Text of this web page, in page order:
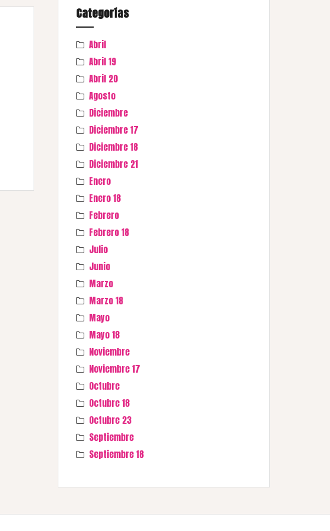
Categorías
Abril
Abril 19
Abril 20
Agosto
Diciembre
Diciembre 17
Diciembre 18
Diciembre 21
Enero
Enero 18
Febrero
Febrero 18
Julio
Junio
Marzo
Marzo 18
Mayo
Mayo 18
Noviembre
Noviembre 17
Octubre
Octubre 18
Octubre 23
Septiembre
Septiembre 18